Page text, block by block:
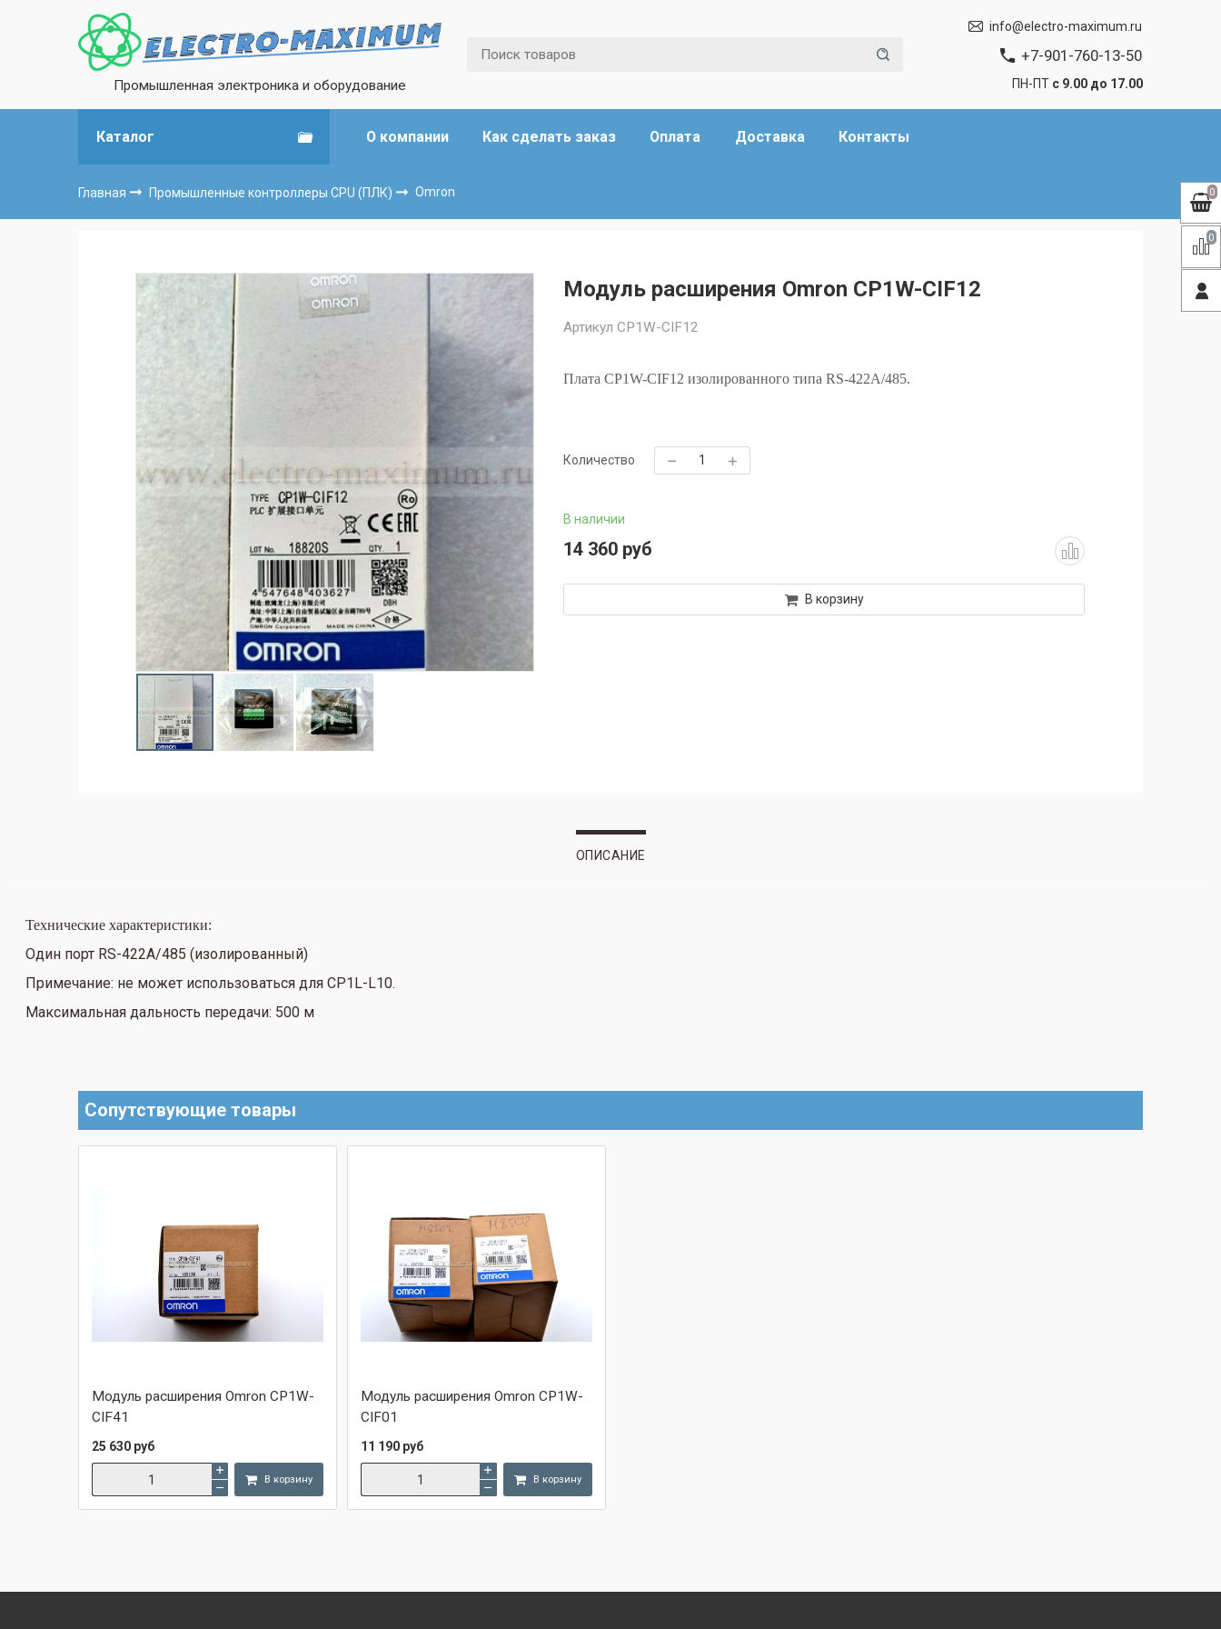
Промышленная электроника и оборудование
info@electro-maximum.ru
+7-901-760-13-50
ПН-ПТ с 9.00 до 17.00
Каталог О компании Как сделать заказ Оплата Доставка Контакты
Главная Промышленные контроллеры CPU (ПЛК) Omron
Артикул CP1W-CIF12
Модуль расширения Omron CP1W-CIF12
В наличии
14 360 руб
Плата CP1W-CIF12 изолированного типа RS-422A/485.
Количество
В корзину
ОПИСАНИЕ
Технические характеристики:
Один порт RS-422A/485 (изолированный)
Примечание: не может использоваться для CP1L-L10.
Максимальная дальность передачи: 500 м
Сопутствующие товары
Модуль расширения Omron CP1W-
CIF41
25 630 руб
В корзину
Модуль расширения Omron CP1W-
CIF01
11 190 руб
В корзину
0
0